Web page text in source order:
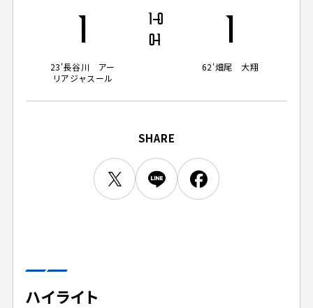
観戦マナー＆ルール
試合運営管理規程
ＦＣ町田ゼルビアをサポート
トレーニングの見学・ファンサービス
ボランティア
ゼルナビ
ＦＣ町田ゼルビアアカデミー
パートナートップ
パートナー企業一覧
LINEミニアプリプライバシーポリシー
1
23'長谷川 アー
リアジャスール
1 0
01 1
62'畑尾 大翔
SHARE
ハイライト